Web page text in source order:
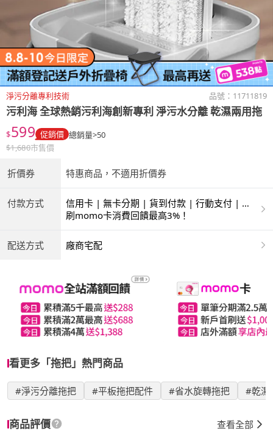
淨污分離專利技術 品號： 11711819
污利海全球熱銷污利海創新專利 淨污水分離 乾濕兩用拖
$599 促銷價 總銷量>50
$1,680市售價
折價券 特惠商品，不適用折價券
付款方式
信用卡 | 無卡分期 | 貨到付款 | 行動支付 | 超
商付款 | ATM | 銀聯卡
刷momo卡消費回饋最高3%！
配送方式 廠商宅配
看更多「拖把」熱門商品
#淨污分離拖把 #平板拖把配件 #省水旋轉拖把 #乾濕
商品評價 查看全部